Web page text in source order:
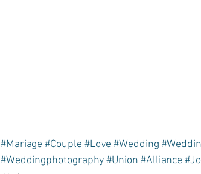
#Mariage#Couple#Love#Wedding
#Weddingphotography#Union#Alliance